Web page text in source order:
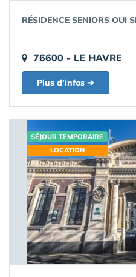
RÉSIDENCE SENIORS OUI
76600 - LE HAVRE
Plus d'infos ➔
SÉJOUR TEMPORAIRE
LOCATION